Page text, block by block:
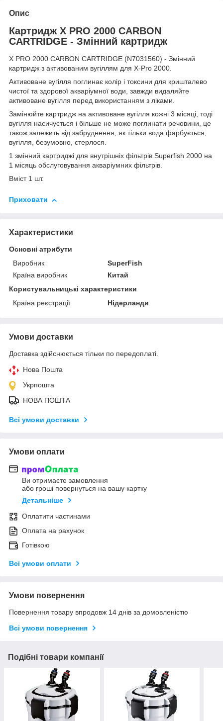
Опис
Картридж X PRO 2000 CARBON
CARTRIDGE - Змінний картридж
X PRO 2000 CARBON CARTRIDGE (N7031560) - Змінний
картридж з активованим вугіллям для X-Pro 2000.
Активоване вугілля поглинає колір і токсини для кришталево
чистої та здорової акваріумної води, завжди видаляйте
активоване вугілля перед використанням з ліками.
Замінюйте картридж на активоване вугілля кожні 3 місяці, тоді
вугілля насичується і більше не може поглинати речовини, це
також залежить від забруднення, як тільки вода фарбується,
вугілля, безумовно, стерлося.
1 змінний картриджі для внутрішніх фільтрів Superfish 2000 на
1 місяць обслуговування акваріумних фільтрів.
Вміст 1 шт.
Приховати
Характеристики
Основні атрибути
Виробник
SuperFish
Країна виробник
Китай
Користувальницькі характеристики
Країна реєстрації
Нідерланди
Умови доставки
Доставка здійснюється тільки по передоплаті.
Нова Пошта
Укрпошта
НОВА ПОШТА
Всі умови доставки
Умови оплати
Ви отримаєте замовлення
або гроші повернуться на вашу картку
Детальніше
Оплатити частинами
Оплата на рахунок
Готівкою
Всі умови оплати
Умови повернення
Повернення товару впродовж 14 днів за домовленістю
Всі умови повернення
Подібні товари компанії